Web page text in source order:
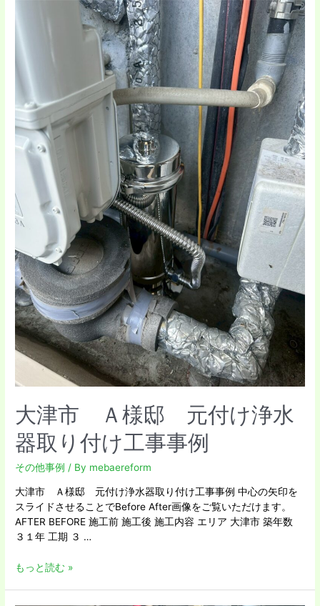
大津市 Ａ様邸 元付け浄水
器取り付け工事事例
その他事例 / By mebaereform
大津市 Ａ様邸 元付け浄水器取り付け工事事例 中心の矢印を
スライドさせることでBefore After画像をご覧いただけます。
AFTER BEFORE 施工前 施工後 施工内容 エリア 大津市 築年数
３１年 工期 ３ …
付
け
り
付
工
事
事
例
もっと読む »